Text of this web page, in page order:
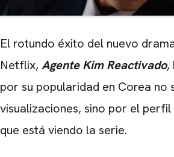
El rotundo éxito del nuevo
Netflix, Agente Kim Reactivado,
por su popularidad en Corea no
visualizaciones, sino por el perfil
que está viendo la serie.